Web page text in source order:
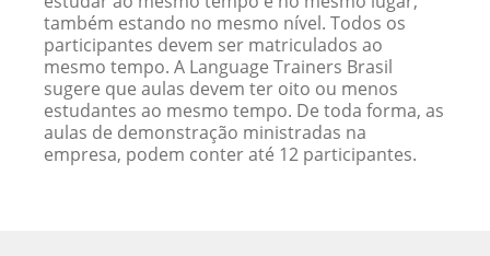
também estando no mesmo nível. Todos os
participantes devem ser matriculados ao
mesmo tempo. A Language Trainers Brasil
sugere que aulas devem ter oito ou menos
estudantes ao mesmo tempo. De toda forma, as
aulas de demonstração ministradas na
empresa, podem conter até 12 participantes.